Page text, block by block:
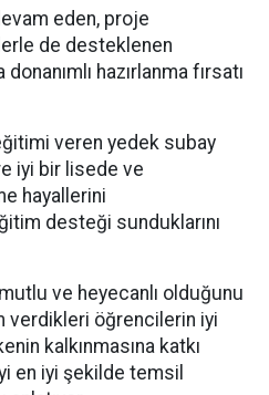
eden, proje
de desteklenen
hazırlanma fırsatı
veren yedek subay
iyi bir lisede ve
hayallerini
desteği sunduklarını
ve heyecanlı olduğunu
verdikleri öğrencilerin iyi
kalkınmasına katkı
en iyi şekilde temsil